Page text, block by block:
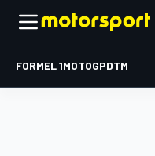
FORMEL 1MOTOGPDTM